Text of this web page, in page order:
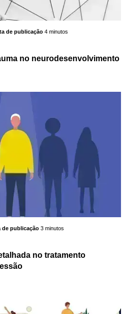
de publicação 4 minutos
no neurodesenvolvimento
de publicação 3 minutos
no tratamento